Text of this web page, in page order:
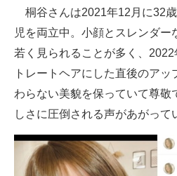
桐谷さんは2021年12月に32
児を両立中。小顔とスレンダー
若く見られることが多く、
トレートヘアにした直後のア
わらない美貌を保っていて尊敬
しさに圧倒される声があがって